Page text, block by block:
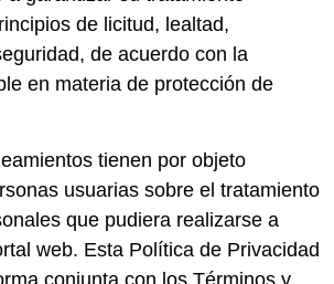
de licitud, lealtad,
de acuerdo con la
en materia de protección de
tienen por objeto
usuarias sobre el tratamiento
que pudiera realizarse a
web. Esta Política de Privacidad
conjunta con los Términos y